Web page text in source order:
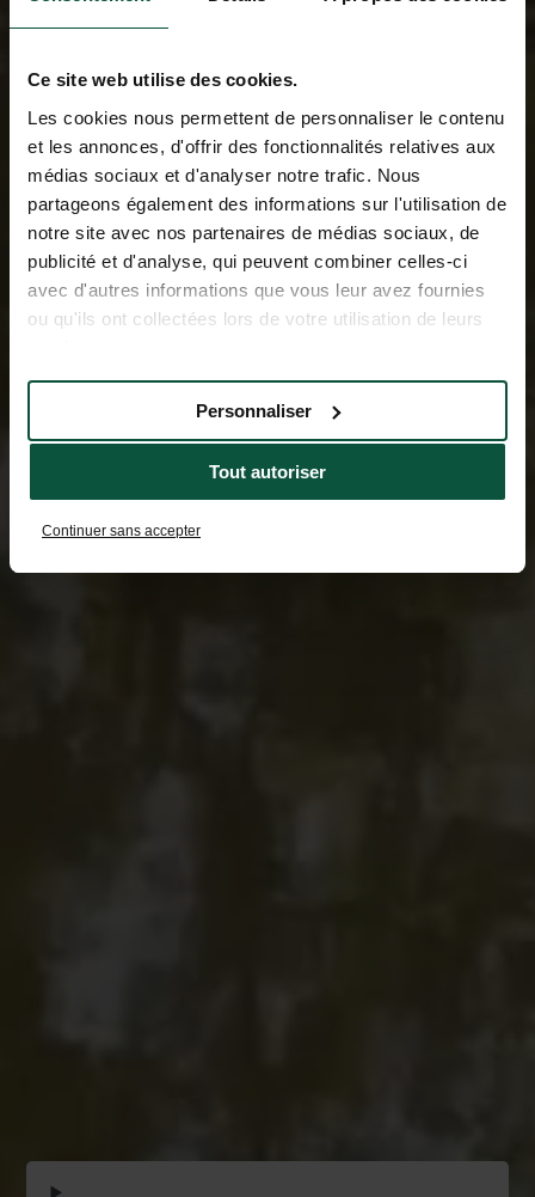
Ce site web utilise des cookies.
Les cookies nous permettent de personnaliser le contenu
et les annonces, d'offrir des fonctionnalités relatives aux
médias sociaux et d'analyser notre trafic. Nous
partageons également des informations sur l'utilisation de
notre site avec nos partenaires de médias sociaux, de
publicité et d'analyse, qui peuvent combiner celles-ci
avec d'autres informations que vous leur avez fournies
ou qu'ils ont collectées lors de votre utilisation de leurs
Tout autoriser
Personnaliser
Continuer sans accepter